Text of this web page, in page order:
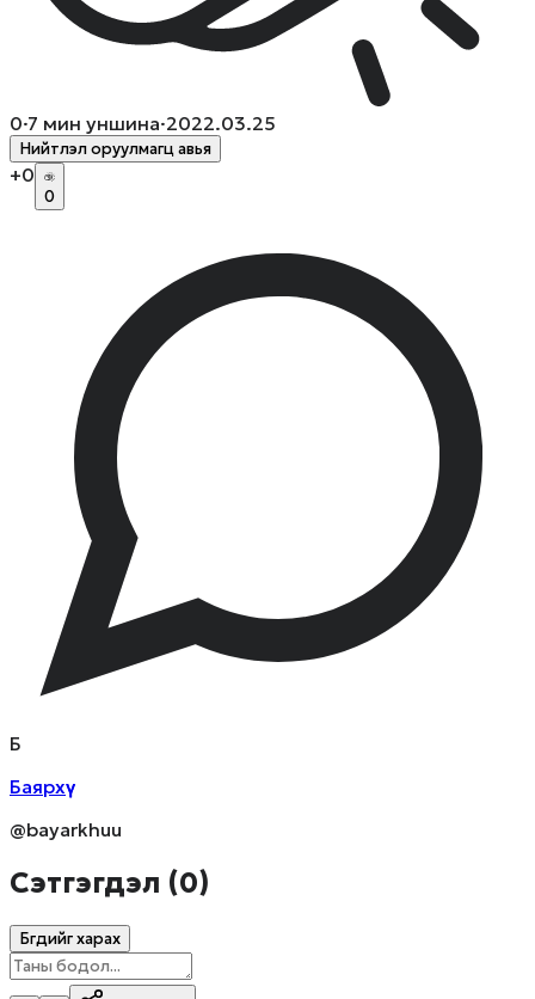
0·7 мин уншина·2022.03.25
Нийтлэл оруулмагц авья
+0
0
Б
Баярхүү
@bayarkhuu
Сэтгэгдэл (0)
Бүгдийг харах